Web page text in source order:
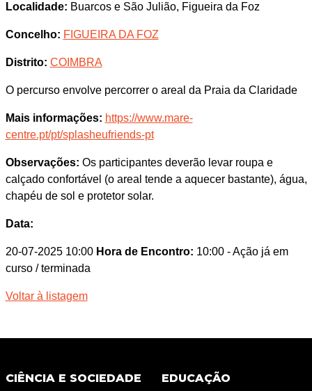
Localidade: Buarcos e São Julião, Figueira da Foz
Concelho: FIGUEIRA DA FOZ
Distrito: COIMBRA
O percurso envolve percorrer o areal da Praia da Claridade
Mais informações: https://www.mare-
centre.pt/pt/splasheufriends-pt
Observações: Os participantes deverão levar roupa e
calçado confortável (o areal tende a aquecer bastante), água,
chapéu de sol e protetor solar.
Data:
20-07-2025 10:00 Hora de Encontro: 10:00 - Ação já em
curso / terminada
Voltar à listagem
CIÊNCIA E SOCIEDADE EDUCAÇÃO